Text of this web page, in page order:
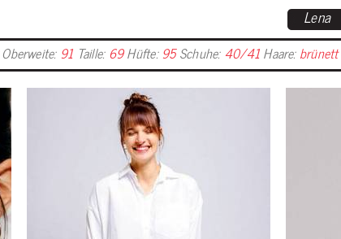
Lena
Oberweite: 91 Taille: 69Hüfte:95 Schuhe: 40/41Haare: brünett